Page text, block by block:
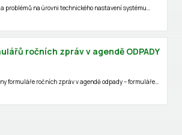
problémů na úrovni technického nastavení systému…
ročních zpráv v agendě ODPADY
formuláře ročních zpráv v agendě odpady – formuláře…